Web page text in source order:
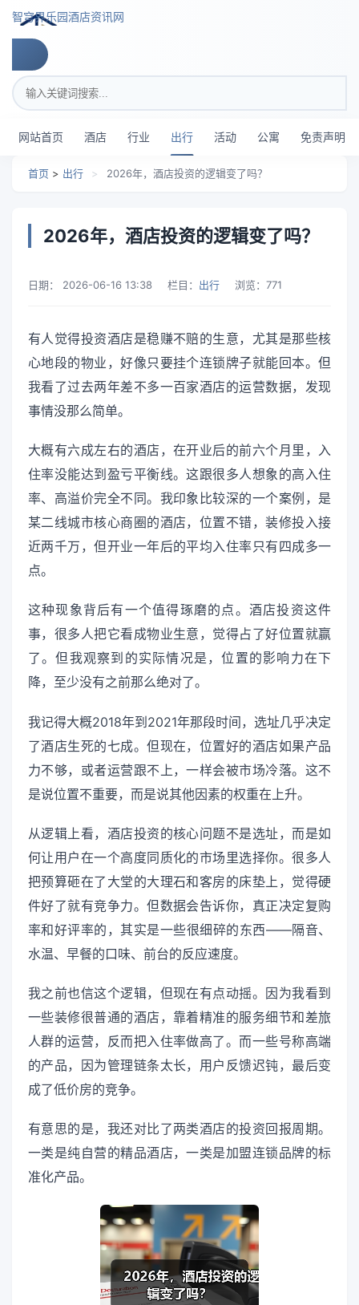
智穹界乐园酒店资讯网
搜索关键词
网站首页 酒店 行业 出行 活动 公寓 免责声明
首页 > 出行 > 2026年，酒店投资的逻辑变了吗？
2026年，酒店投资的逻辑变了吗？
日期： 2026-06-16 13:38 栏目： 出行 浏览： 771
有人觉得投资酒店是稳赚不赔的生意，尤其是那些核
心地段的物业，好像只要挂个连锁牌子就能回本。但
我看了过去两年差不多一百家酒店的运营数据，发现
事情没那么简单。
大概有六成左右的酒店，在开业后的前六个月里，入
住率没能达到盈亏平衡线。这跟很多人想象的高入住
率、高溢价完全不同。我印象比较深的一个案例，是
某二线城市核心商圈的酒店，位置不错，装修投入接
近两千万，但开业一年后的平均入住率只有四成多一
点。
这种现象背后有一个值得琢磨的点。酒店投资这件
事，很多人把它看成物业生意，觉得占了好位置就赢
了。但我观察到的实际情况是，位置的影响力在下
降，至少没有之前那么绝对了。
我记得大概2018年到2021年那段时间，选址几乎决定
了酒店生死的七成。但现在，位置好的酒店如果产品
力不够，或者运营跟不上，一样会被市场冷落。这不
是说位置不重要，而是说其他因素的权重在上升。
从逻辑上看，酒店投资的核心问题不是选址，而是如
何让用户在一个高度同质化的市场里选择你。很多人
把预算砸在了大堂的大理石和客房的床垫上，觉得硬
件好了就有竞争力。但数据会告诉你，真正决定复购
率和好评率的，其实是一些很细碎的东西——隔音、
水温、早餐的口味、前台的反应速度。
我之前也信这个逻辑，但现在有点动摇。因为我看到
一些装修很普通的酒店，靠着精准的服务细节和差旅
人群的运营，反而把入住率做高了。而一些号称高端
的产品，因为管理链条太长，用户反馈迟钝，最后变
成了低价房的竞争。
有意思的是，我还对比了两类酒店的投资回报周期。
一类是纯自营的精品酒店，一类是加盟连锁品牌的标
准化产品。